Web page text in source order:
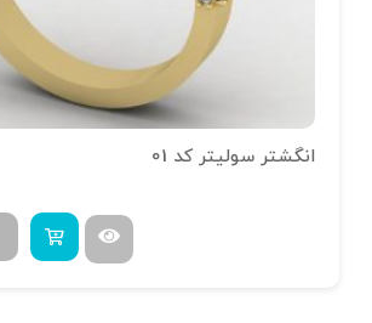
انگشتر سولیتر کد 01